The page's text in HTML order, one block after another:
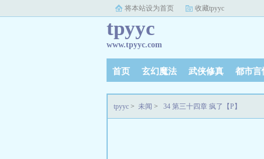
将本站设为首页 收藏tpyyc
tpyyc
www.tpyyc.com
首页 玄幻魔法 武侠修真 都市言
tpyyc > 未闻 > 34 第三十四章 疯了【P】